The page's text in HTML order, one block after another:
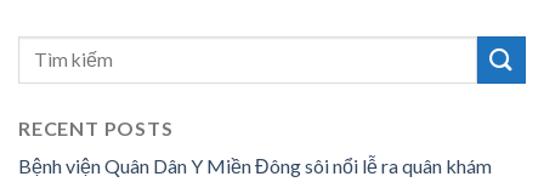
RECENT POSTS
Bệnh viện Quân Dân Y Miền Đông sôi nổi lễ ra quân khám